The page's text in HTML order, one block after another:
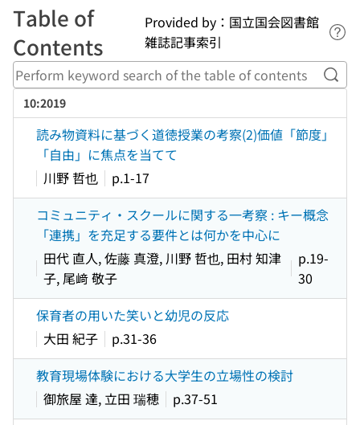
Table of
Contents
Provided by：国立国会図書館
雑誌記事索引
10:2019
読み物資料に基づく道徳授業の考察(2)価値「節度」
「自由」に焦点を当てて
川野 哲也
p.1-17
コミュニティ・スクールに関する一考察 : キー概念
「連携」を充足する要件とは何かを中心に
田代 直人, 佐藤 真澄, 川野 哲也, 田村 知津
子, 尾﨑 敬子
p.19-
30
保育者の用いた笑いと幼児の反応
大田 紀子
p.31-36
教育現場体験における大学生の立場性の検討
御旅屋 達, 立田 瑞穂
p.37-51